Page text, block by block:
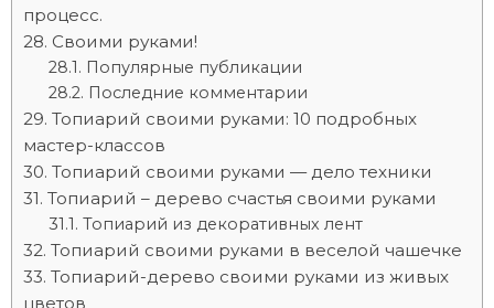
процесс.
Своими руками!
Популярные публикации
Последние комментарии
Топиарий своими руками: 10 подробных
мастер-классов
Топиарий своими руками — дело техники
Топиарий – дерево счастья своими руками
Топиарий из декоративных лент
Топиарий своими руками в веселой чашечке
Топиарий-дерево своими руками из живых
цветов